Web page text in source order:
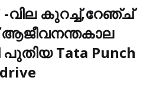
-വില കുറച്ച്,റേഞ്ച്
ആജീവനന്തകാല
പുതിയ Tata Punch